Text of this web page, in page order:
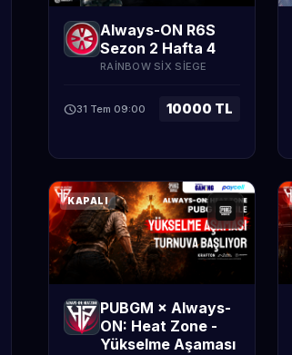
Always-ON R6S
Sezon 2 Hafta 4
RAINBOW SIX SIEGE
schedule31 Tem 09:00 10000 TL
KAPALI
PUBGM × Always-
ON: Heat Zone -
Yükselme Aşaması